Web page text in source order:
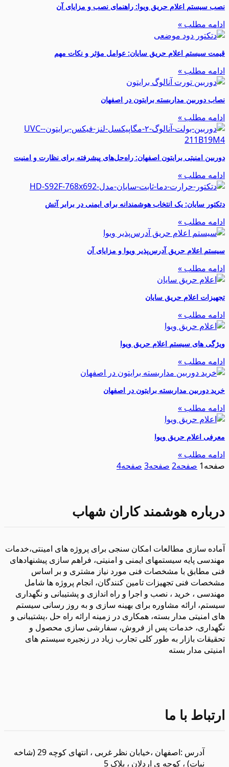
نصب سیستم اعلام حریق ویوا: راهنمای نصب و مزایای آن
ادامه مطلب »
قیمت سیستم اعلام حریق سایان: عوامل مؤثر و نکات مهم
ادامه مطلب »
نصاب دوربین مداربسته برایتون در اصفهان
ادامه مطلب »
دوربین امنیتی برایتون اصفهان: راه‌حل‌های پیشرفته برای نظارت و امنیت
ادامه مطلب »
دتکتور سایان: یک انتخاب هوشمندانه برای ایمنی در برابر آتش
ادامه مطلب »
سیستم‌ اعلام حریق آدرس‌پذیر ویوا و مزایای آن
ادامه مطلب »
تجهیزات اعلام حریق سایان
ادامه مطلب »
ویژگی‌ های سیستم اعلام حریق ویوا
ادامه مطلب »
خرید دوربین مداربسته برایتون در اصفهان
ادامه مطلب »
معرفی اعلام حریق ویوا
ادامه مطلب »
صفحه1 صفحه2 صفحه3 صفحه4
درباره هوشمند کاران شهاب
آماده سازی مطالعات امکان سنجی برای پروژه های امینتی،خدمات
مهندسی پایه سیستمهای ایمنی و امنیتی، فراهم سازی پیشنهادهای
فنی مطابق با مشخصات فنی مورد نیاز مشتری و بر اساس
مشخصات فنی تجهیزات تامین کنندگان، انجام پروژه ها شامل
مهندسی ، خرید ، نصب و اجرا و راه اندازی و پشتیبانی و نگهداری
سیستم، ارائه مشاوره برای بهینه سازی و به روز رسانی سیستم
های امنیتی مدار بسته، همکاری در زمینه ارائه راه حل ،پشتیبانی و
نگهداری، خدمات پس از فروش، سفارشی سازی محصول و
تحقیقات بازار به طور کلی تجارب زیاد در زنجیره سیستم های
امنیتی مدار بسته
ارتباط با ما
آدرس :اصفهان ،خیابان نظر غربی ، انتهای کوچه 29 (شاخه
نبات) ، کوچه ی اردلان ، پلاک 5